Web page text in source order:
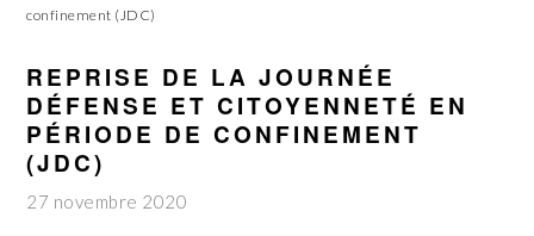
confinement (JDC)
REPRISE DE LA JOURNÉE
DÉFENSE ET CITOYENNETÉ EN
PÉRIODE DE CONFINEMENT
(JDC)
27 novembre 2020